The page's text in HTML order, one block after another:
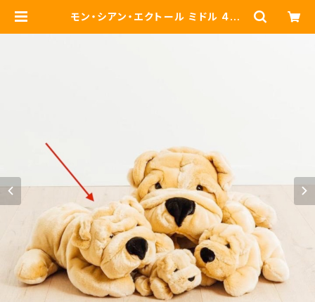
モン・シアン・エクトール ミドル 45c